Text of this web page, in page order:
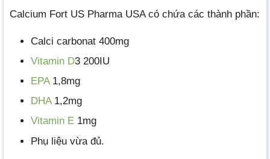
Calcium Fort US Pharma USA có chứa các thành phần:
Calci carbonat 400mg
Vitamin D3 200IU
EPA1,8mg
DHA1,2mg
Vitamin E 1mg
Phụ liệu vừa đủ.